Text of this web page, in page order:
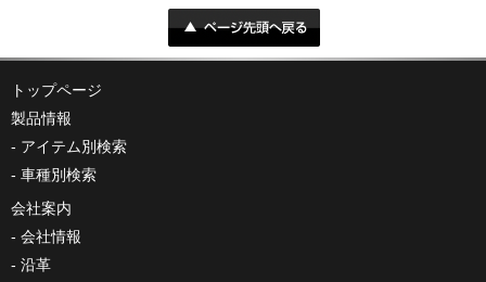
トップページ
製品情報
アイテム別検索
車種別検索
会社案内
会社情報
沿革